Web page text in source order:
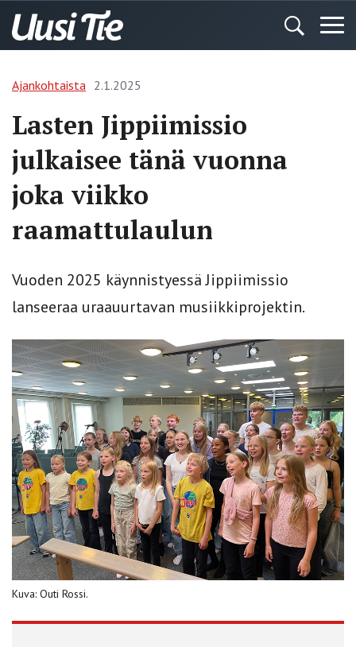
Ajankohtaista 2.1.2025
Lasten Jippiimissio
julkaisee tänä vuonna
joka viikko
raamattulaulun
Vuoden 2025 käynnistyessä Jippiimissio
lanseeraa uraauurtavan musiikkiprojektin.
Kuva: Outi Rossi.